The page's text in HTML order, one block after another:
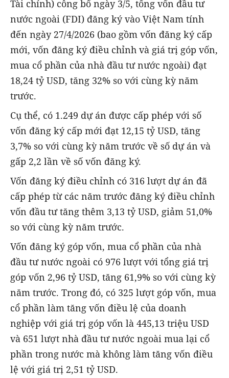
Tài chính) công bố ngày 3/5, tổng vốn đầu tư
nước ngoài (FDI) đăng ký vào Việt Nam tính
đến ngày 27/4/2026 (bao gồm vốn đăng ký cấp
mới, vốn đăng ký điều chỉnh và giá trị góp vốn,
mua cổ phần của nhà đầu tư nước ngoài) đạt
18,24 tỷ USD, tăng 32% so với cùng kỳ năm
trước.
Cụ thể, có 1.249 dự án được cấp phép với số
vốn đăng ký cấp mới đạt 12,15 tỷ USD, tăng
3,7% so với cùng kỳ năm trước về số dự án và
gấp 2,2 lần về số vốn đăng ký.
Vốn đăng ký điều chỉnh có 316 lượt dự án đã
cấp phép từ các năm trước đăng ký điều chỉnh
vốn đầu tư tăng thêm 3,13 tỷ USD, giảm 51,0%
so với cùng kỳ năm trước.
Vốn đăng ký góp vốn, mua cổ phần của nhà
đầu tư nước ngoài có 976 lượt với tổng giá trị
góp vốn 2,96 tỷ USD, tăng 61,9% so với cùng kỳ
năm trước. Trong đó, có 325 lượt góp vốn, mua
cổ phần làm tăng vốn điều lệ của doanh
nghiệp với giá trị góp vốn là 445,13 triệu USD
và 651 lượt nhà đầu tư nước ngoài mua lại cổ
phần trong nước mà không làm tăng vốn điều
lệ với giá trị 2,51 tỷ USD.